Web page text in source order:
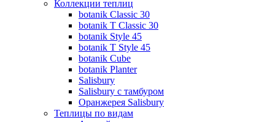
Коллекции теплиц
botanik Classic 30
botanik T Classic 30
botanik Style 45
botanik Т Style 45
botanik Cube
botanik Planter
Salisbury
Salisbury с тамбуром
Оранжерея Salisbury
Теплицы по видам